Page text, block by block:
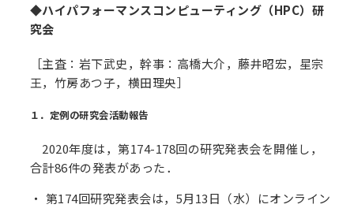
◆ハイパフォーマンスコンピューティング（HPC）研
究会
［主査：岩下武史，幹事：高橋大介，藤井昭宏，星宗
王，竹房あつ子，横田理央］
１．定例の研究会活動報告
2020年度は，第174-178回の研究発表会を開催し，
合計86件の発表があった．
第174回研究発表会は，5月13日（水）にオンライン